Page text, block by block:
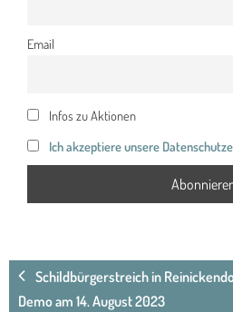
Email
Infos zu Aktionen
Ich akzeptiere unsere
Schildbürgerstreich in
Demo am 14. August 2023